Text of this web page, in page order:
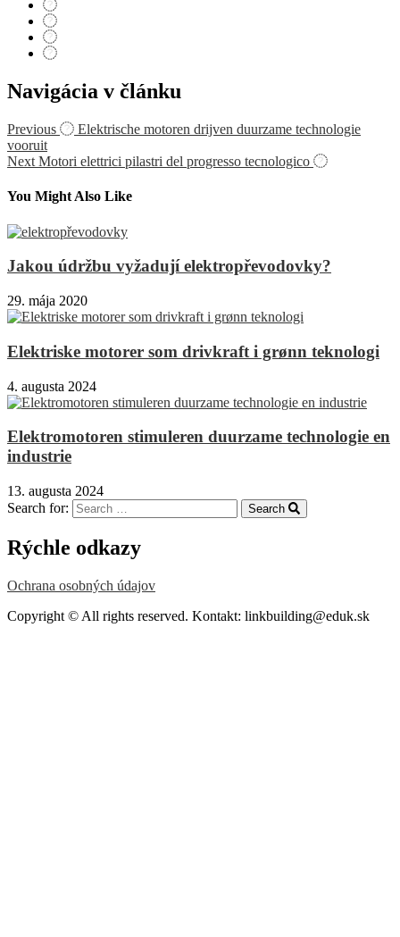
Navigácia v článku
Previous
Elektrische motoren drijven duurzame technologie
vooruit
Next Motori elettrici pilastri del progresso tecnologico
You Might Also Like
Jakou údržbu vyžadují elektropřevodovky?
29. mája 2020
Elektriske motorer som drivkraft i grønn teknologi
4. augusta 2024
Elektromotoren stimuleren duurzame technologie en
industrie
13. augusta 2024
Search for:
Search
Rýchle odkazy
Ochrana osobných údajov
Copyright © All rights reserved. Kontakt: linkbuilding@eduk.sk